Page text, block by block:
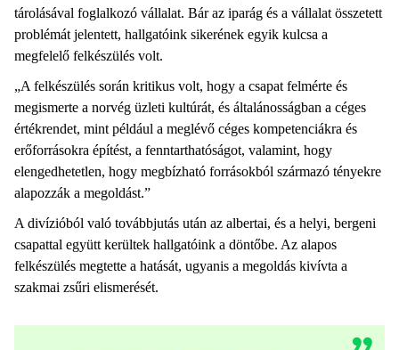
tárolásával foglalkozó vállalat. Bár az iparág és a vállalat összetett
problémát jelentett, hallgatóink sikerének egyik kulcsa a
megfelelő felkészülés volt.
„A felkészülés során kritikus volt, hogy a csapat felmérte és
megismerte a norvég üzleti kultúrát, és általánosságban a céges
értékrendet, mint például a meglévő céges kompetenciákra és
erőforrásokra építést, a fenntarthatóságot, valamint, hogy
elengedhetetlen, hogy megbízható forrásokból származó tényekre
alapozzák a megoldást.”
A divízióból való továbbjutás után az albertai, és a helyi, bergeni
csapattal együtt kerültek hallgatóink a döntőbe. Az alapos
felkészülés megtette a hatását, ugyanis a megoldás kivívta a
szakmai zsűri elismerését.